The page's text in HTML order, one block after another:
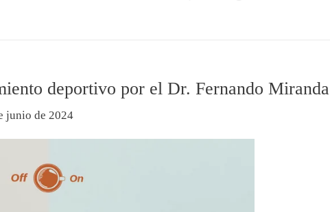
deportivo por el Dr. Fernando
junio de 2024